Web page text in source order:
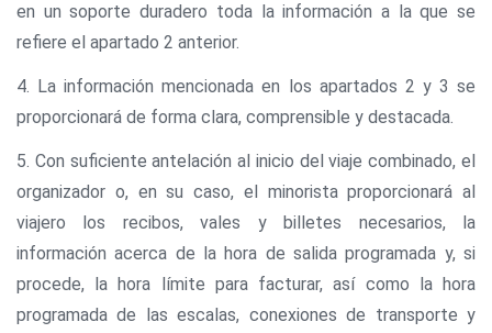
en un soporte duradero toda la información a la que se
refiere el apartado 2 anterior.
4. La información mencionada en los apartados 2 y 3 se
proporcionará de forma clara, comprensible y destacada.
5. Con suficiente antelación al inicio del viaje combinado, el
organizador o, en su caso, el minorista proporcionará al
viajero los recibos, vales y billetes necesarios, la
información acerca de la hora de salida programada y, si
procede, la hora límite para facturar, así como la hora
programada de las escalas, conexiones de transporte y